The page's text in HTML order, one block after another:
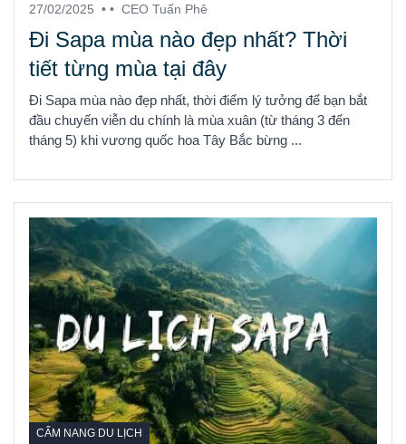
27/02/2025 • • CEO Tuấn Phê
Đi Sapa mùa nào đẹp nhất? Thời
tiết từng mùa tại đây
Đi Sapa mùa nào đẹp nhất, thời điểm lý tưởng để bạn bắt
đầu chuyến viễn du chính là mùa xuân (từ tháng 3 đến
tháng 5) khi vương quốc hoa Tây Bắc bừng ...
CẨM NANG DU LỊCH